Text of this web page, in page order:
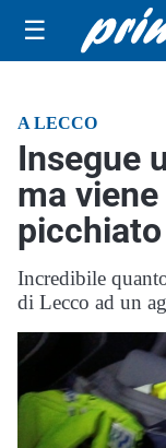
☰
A LECCO
Insegue
ma
Incredibile
di Lecco ad un